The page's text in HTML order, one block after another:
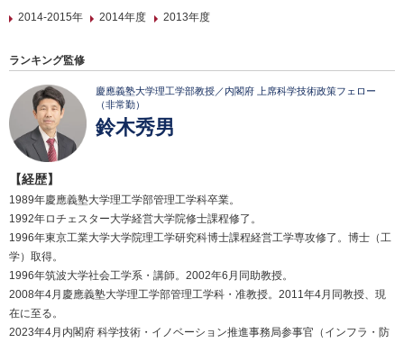
2014-2015年
2014年度 2013年度
ランキング監修
慶應義塾大学理工学部教授／内閣府 上席科学技術政策フェロー
（非常勤）
鈴木秀男
【経歴】
1989年慶應義塾大学理工学部管理工学科卒業。
1992年ロチェスター大学経営大学院修士課程修了。
1996年東京工業大学大学院理工学研究科博士課程経営工学専攻修了。博士（工
学）取得。
1996年筑波大学社会工学系・講師。2002年6月同助教授。
2008年4月慶應義塾大学理工学部管理工学科・准教授。2011年4月同教授、現
在に至る。
2023年4月内閣府 科学技術・イノベーション推進事務局参事官（インフラ・防